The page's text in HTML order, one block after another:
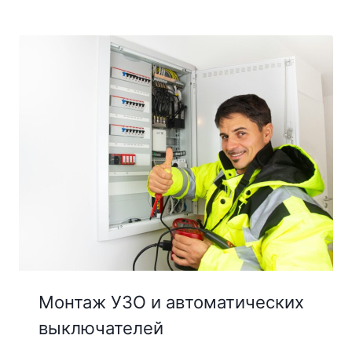
Монтаж УЗО и автоматических
выключателей